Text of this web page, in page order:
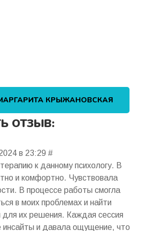
КРЫЖАНОВСКАЯ
ОТЗЫВ:
в 23:29 #
к данному психологу. В
и комфортно. Чувствовала
В процессе работы смогла
в моих проблемах и найти
для их решения. Каждая сессия
инсайты и давала ощущение, что